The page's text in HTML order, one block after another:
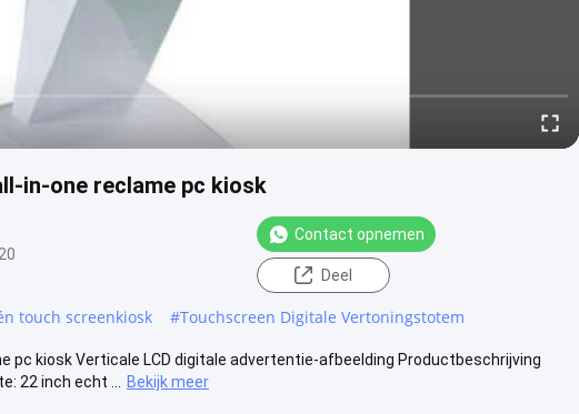
in-one reclame pc kiosk
Contact opnemen
Deel
touch screenkiosk #Touchscreen Digitale Vertoningstotem
pc kiosk Verticale LCD digitale advertentie-afbeelding Productbeschrijving
22 inch echt ...
Bekijk meer